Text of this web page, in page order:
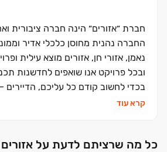
חברת ״אזורים״ הינה חברה ציבורית
החברה נהנית מחוסן כלכלי אדיר
נאמן, אזורי חן, אזורים מוצא עילית
ובכל פרויקט אנו שואפים לחדשנות
בכדי לחשוב קודם כל עליכם, הדיירים
חיים גבוהה וחוויית מגורים חדשה
קרא עוד
כל מה שרציתם לדעת על אזורים